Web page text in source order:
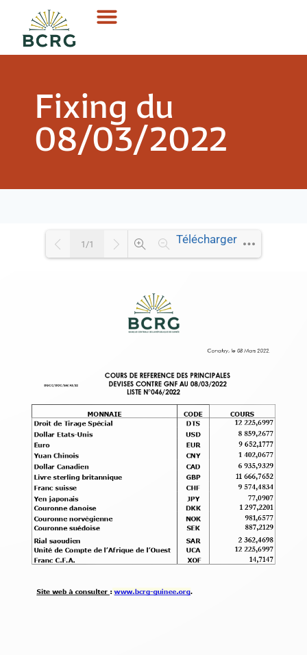
Fixing du
08/03/2022
1/1 Télécharger